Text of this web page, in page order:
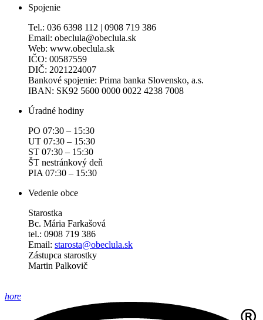
Spojenie
Tel.: 036 6398 112 | 0908 719 386
Email: obeclula@obeclula.sk
Web: www.obeclula.sk
IČO: 00587559
DIČ: 2021224007
Bankové spojenie: Prima banka Slovensko, a.s.
IBAN: SK92 5600 0000 0022 4238 7008
Úradné hodiny
PO 07:30 – 15:30
UT 07:30 – 15:30
ST 07:30 – 15:30
ŠT nestránkový deň
PIA 07:30 – 15:30
Vedenie obce
Starostka
Bc. Mária Farkašová
tel.: 0908 719 386
Email: starosta@obeclula.sk
Zástupca starostky
Martin Palkovič
hore